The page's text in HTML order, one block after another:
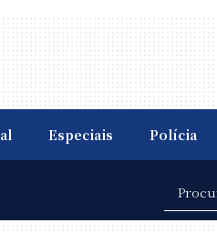
Especiais Polícia